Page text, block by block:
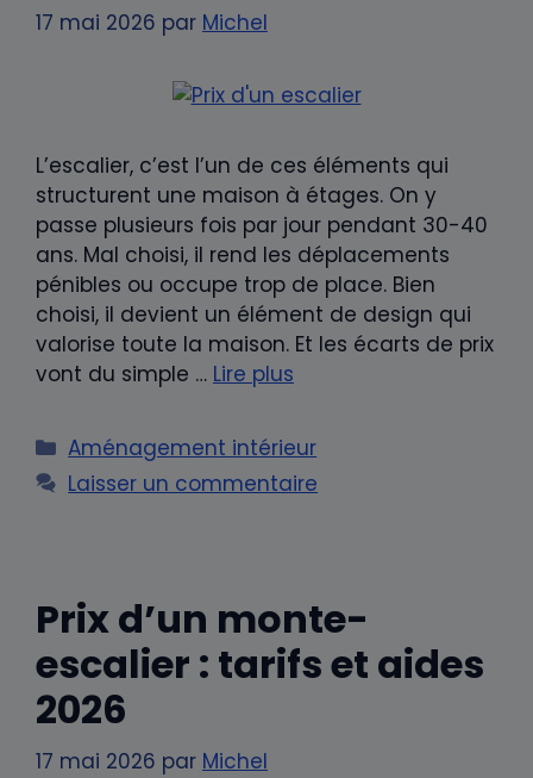
17 mai 2026 par Michel
L’escalier, c’est l’un de ces éléments qui
structurent une maison à étages. On y
passe plusieurs fois par jour pendant 30-40
ans. Mal choisi, il rend les déplacements
pénibles ou occupe trop de place. Bien
choisi, il devient un élément de design qui
valorise toute la maison. Et les écarts de prix
vont du simple … Lire plus
Catégories
Aménagement intérieur
Laisser un commentaire
Prix d’un monte-
escalier : tarifs et aides
2026
17 mai 2026 par Michel